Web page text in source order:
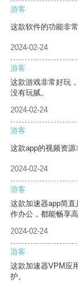
游客
这款软件的功能非
2024-02-24
游客
这款游戏非常好玩
没有玩腻。
2024-02-24
游客
这款app的视频资源
2024-02-24
游客
这款加速器app简
作办公，都能畅享
2024-02-24
游客
这款加速器VPM应
护。